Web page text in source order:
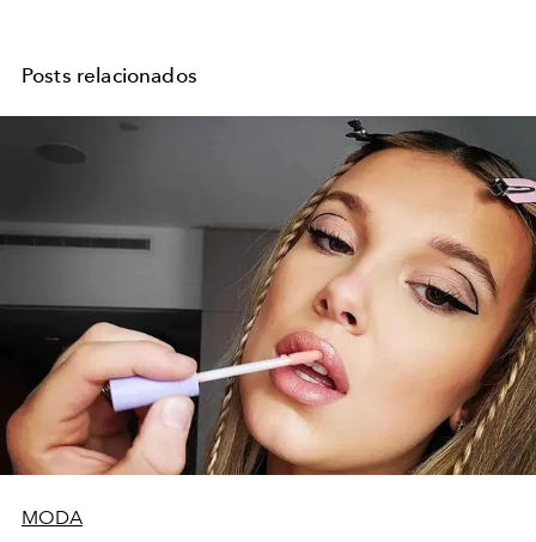
Posts relacionados
MODA